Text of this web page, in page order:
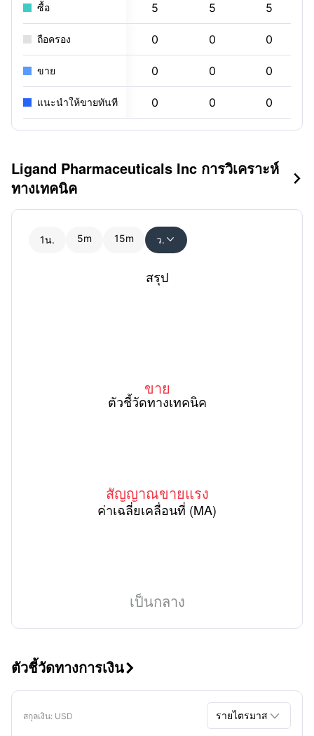
ซื้อ 5 5 5
ถือครอง 0 0 0
ขาย 0 0 0
แนะนำให้ขายทันที 0 0 0
Ligand Pharmaceuticals Inc การวิเคราะห์
ทางเทคนิค

1น. 5m 15m ว. 
ตัวชี้วัดทางเทคนิค
สัญญาณขายแรง
สรุป
ขาย
ค่าเฉลี่ยเคลื่อนที่ (MA)
เป็นกลาง
ตัวชี้วัดทางการเงิน
สกุลเงิน: USD รายไตรมาส 